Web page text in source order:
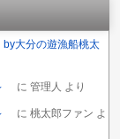
大分の遊漁船桃太
に 管理人 より
に 桃太郎ファン よ